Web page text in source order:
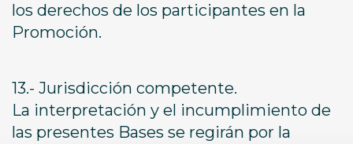
los derechos de los participantes en la
Promoción.
13.- Jurisdicción competente.
La interpretación y el incumplimiento de
las presentes Bases se regirán por la